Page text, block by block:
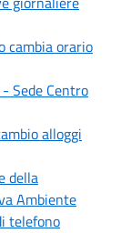
cambia orario
Sede Centro
alloggi
della
Ambiente
telefono